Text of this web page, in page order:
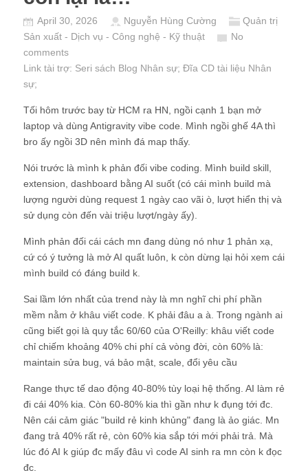
April 30, 2026 Nguyễn Hùng Cường
Quản trị
Sản xuất - Dịch vụ - Công nghệ - Kỹ thuật
No
comments
Link tài trợ: Seri sách Blog Nhân sự; Đĩa CD tài liệu Nhân
sự;
Tối hôm trước bay từ HCM ra HN, ngồi cạnh 1 bạn mở
laptop và dùng Antigravity vibe code. Mình ngồi ghế 4A thì
bro ấy ngồi 3D nên mình đá map thấy.
Nói trước là mình k phản đối vibe coding. Mình build skill,
extension, dashboard bằng AI suốt (có cái mình build mà
lượng người dùng request 1 ngày cao vãi ò, lượt hiển thị và
sử dụng còn đến vài triệu lượt/ngày ấy).
Mình phản đối cái cách mn đang dùng nó như 1 phản xạ,
cứ có ý tưởng là mở AI quất luôn, k còn dừng lại hỏi xem cái
mình build có đáng build k.
Sai lầm lớn nhất của trend này là mn nghĩ chi phí phần
mềm nằm ở khâu viết code. K phải đâu a à. Trong ngành ai
cũng biết gọi là quy tắc 60/60 của O'Reilly: khâu viết code
chỉ chiếm khoảng 40% chi phí cả vòng đời, còn 60% là:
maintain sửa bug, vá bảo mật, scale, đổi yêu cầu
Range thực tế dao động 40-80% tùy loại hệ thống. AI làm rẻ
đi cái 40% kia. Còn 60-80% kia thì gần như k đụng tới đc.
Nên cái cảm giác "build rẻ kinh khủng" đang là ảo giác. Mn
đang trả 40% rất rẻ, còn 60% kia sắp tới mới phải trả. Mà
lúc đó AI k giúp đc mấy đâu vì code AI sinh ra mn còn k đọc
đc.